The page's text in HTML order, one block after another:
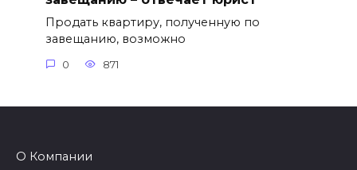
Продать квартиру, полученную по
завещанию, возможно
0 871
О Компании